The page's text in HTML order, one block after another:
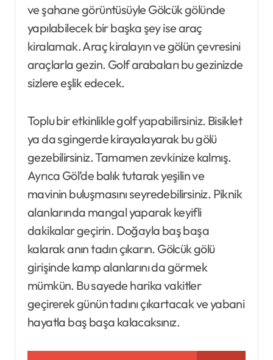
ve şahane görüntüsüyle Gölcük gölünde
yapılabilecek bir başka şey ise araç
kiralamak. Araç kiralayın ve gölün çevresini
araçlarla gezin. Golf arabaları bu gezinizde
sizlere eşlik edecek.
Toplu bir etkinlikle golf yapabilirsiniz. Bisiklet
ya da sgingerde kirayalayarak bu gölü
gezebilirsiniz. Tamamen zevkinize kalmış.
Ayrıca Göl’de balık tutarak yeşilin ve
mavinin buluşmasını seyredebilirsiniz. Piknik
alanlarında mangal yaparak keyifli
dakikalar geçirin. Doğayla baş başa
kalarak anın tadın çıkarın. Gölcük gölü
girişinde kamp alanlarını da görmek
mümkün. Bu sayede harika vakitler
geçirerek günün tadını çıkartacak ve yabani
hayatla baş başa kalacaksınız.